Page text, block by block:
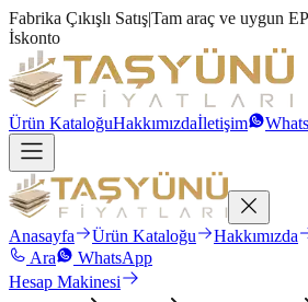
Fabrika Çıkışlı Satış|Tam araç ve uygun
İskonto
Ürün KataloğuHakkımızdaİletişim
Anasayfa Ürün Kataloğu Hakkımızda
Ara
WhatsApp
Hesap Makinesi